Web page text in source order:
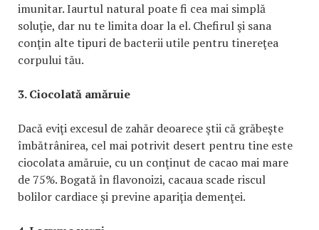
imunitar. Iaurtul natural poate fi cea mai simplă
soluţie, dar nu te limita doar la el. Chefirul şi sana
conţin alte tipuri de bacterii utile pentru tinereţea
corpului tău.
3. Ciocolată amăruie
Dacă eviţi excesul de zahăr deoarece ştii că grăbeşte
îmbătrânirea, cel mai potrivit desert pentru tine este
ciocolata amăruie, cu un conţinut de cacao mai mare
de 75%. Bogată în flavonoizi, cacaua scade riscul
bolilor cardiace şi previne apariţia demenţei.